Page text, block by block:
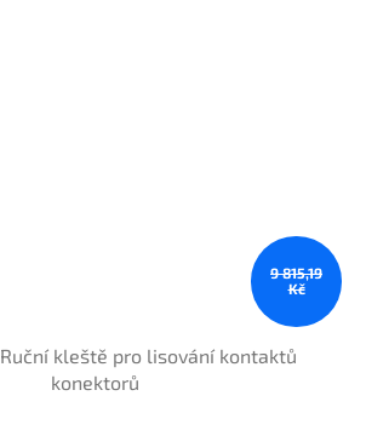
9 815,19
Kč
Ruční kleště pro lisování kontaktů
konektorů